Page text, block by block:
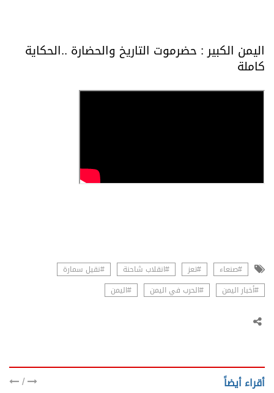
اليمن الكبير : حضرموت التاريخ والحضارة ..الحكاية
كاملة
#صنعاء #تعز #انقلاب شاحنة
#نقيل سمارة
#أخبار اليمن
#الحرب في اليمن #اليمن
أقراء أيضاً /